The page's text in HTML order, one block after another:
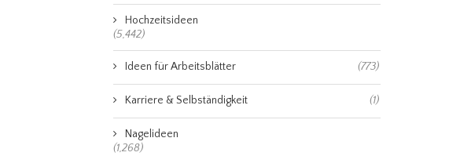
Hochzeitsideen
(5,442)
Ideen für Arbeitsblätter (773)
Karriere & Selbständigkeit (1)
Nagelideen
(1,268)